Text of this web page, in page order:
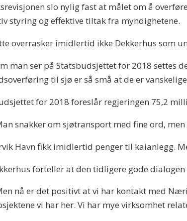
slo nylig fast at målet om å
styring og effektive tiltak fra myndighetene.
overrasker imidlertid ikke Dekkerhus som
man ser på Statsbudsjettet for 2018 settes
til sjø er så små at de er
for 2018 foreslår regjeringen 75,2
snakker om sjøtransport med fine ord,
Havn fikk imidlertid penger til kaianlegg.
forteller at den tidligere gode
nå er det positivt at vi har kontakt med
vi har her. Vi har mye virksomhet